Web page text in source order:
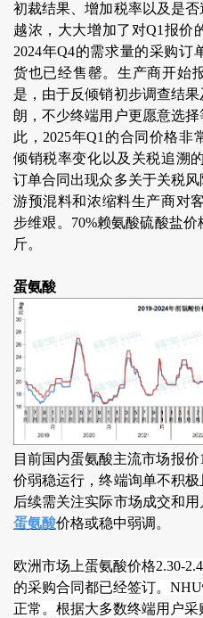
初裁结果、增加税率以及是
越浓，大大增加了对Q1报价
2024年Q4的需求量的采购订
货也已经售罄。生产商开始
是，由于反倾销初步调查结
朗，不少终端用户更愿意选
此，2025年Q1的合同价格非
倾销税率变化以及关税追溯
订单合同出现众多关于关税
游预混料和浓缩料生产商对
步维艰。70%赖氨酸硫酸盐价
斤。
蛋氨酸
目前国内蛋氨酸主流市场报
价弱稳运行，终端询单不积极
后续需关注实际市场成交和
蛋氨酸价格或稳中弱调。
欧洲市场上蛋氨酸价格2.30-
的采购合同都已经签订。
正常。根据大多数终端用户